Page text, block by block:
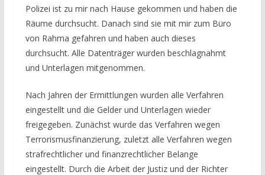
Polizei ist zu mir nach Hause gekommen und haben die
Räume durchsucht. Danach sind sie mit mir zum Büro
von Rahma gefahren und haben auch dieses
durchsucht. Alle Datenträger wurden beschlagnahmt
und Unterlagen mitgenommen.
Nach Jahren der Ermittlungen wurden alle Verfahren
eingestellt und die Gelder und Unterlagen wieder
freigegeben. Zunächst wurde das Verfahren wegen
Terrorismusfinanzierung, zuletzt alle Verfahren wegen
strafrechtlicher und finanzrechtlicher Belange
eingestellt. Durch die Arbeit der Justiz und der Richter